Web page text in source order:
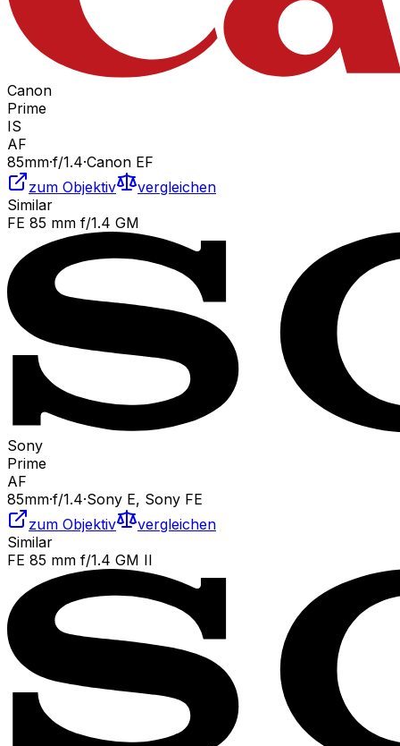
Canon
Prime
IS
AF
85mm·f/1.4·Canon EF
zum Objektiv
vergleichen
Similar
FE 85 mm f/1.4 GM
Sony
Prime
AF
85mm·f/1.4·Sony E, Sony FE
zum Objektiv
vergleichen
Similar
FE 85 mm f/1.4 GM II